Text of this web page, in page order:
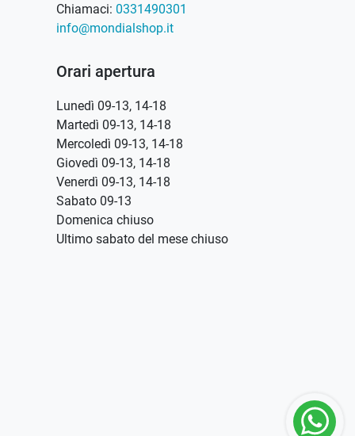
Chiamaci: 0331490301
info@mondialshop.it
Orari apertura
Lunedì 09-13, 14-18
Martedì 09-13, 14-18
Mercoledì 09-13, 14-18
Giovedì 09-13, 14-18
Venerdì 09-13, 14-18
Sabato 09-13
Domenica chiuso
Ultimo sabato del mese chiuso